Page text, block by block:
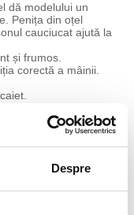
Despre
dă modelului un
Penița din oțel
cauciucat ajută la
și frumos.
corectă a mâinii.